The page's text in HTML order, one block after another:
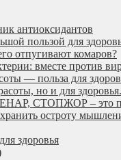
антиоксидантов
пользой для
отпугивают комаров?
вместе против
— польза для
но и для
СТОПЖОР – это
остроту
здоровья